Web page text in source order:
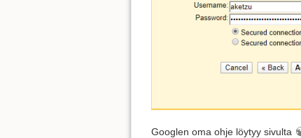
Googlen oma ohje löytyy sivulta